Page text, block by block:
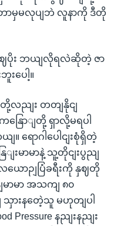
ဘာမှမလုပျဘဲ လူနာကို ဒီတို
ျဈပိုး ဘယျလိုရလဲဆိုတဲ့ ဇာ
ပေါ့။
တို့လညျး တတျနိုငျ
ြောျတို့ ရှာလို့မရပါ
ရောဂါပေါငျးစုံရှိတဲ့
းမာမာနဲ့ သူ့တိုငျးပွညျ
လယောဉျပြံခရီးကို နှဈတို
မာမာ အသကျ ၈၀
သှားနတေဲ့သူ မဟုတျပါ
Pressure နညျးနညျး